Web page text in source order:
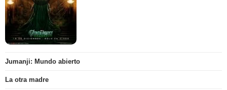
Jumanji: Mundo abierto
La otra madre